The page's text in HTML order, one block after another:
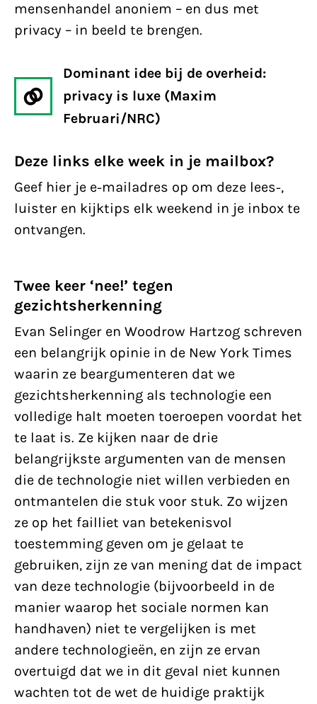
mensenhandel anoniem – en dus met
privacy – in beeld te brengen.
Dominant idee bij de overheid:
privacy is luxe (Maxim
Februari/NRC)
Deze links elke week in je mailbox?
Geef hier je e-mailadres op om deze lees-,
luister en kijktips elk weekend in je inbox te
ontvangen.
Twee keer ‘nee!’ tegen
gezichtsherkenning
Evan Selinger en Woodrow Hartzog schreven
een belangrijk opinie in de New York Times
waarin ze beargumenteren dat we
gezichtsherkenning als technologie een
volledige halt moeten toeroepen voordat het
te laat is. Ze kijken naar de drie
belangrijkste argumenten van de mensen
die de technologie niet willen verbieden en
ontmantelen die stuk voor stuk. Zo wijzen
ze op het failliet van betekenisvol
toestemming geven om je gelaat te
gebruiken, zijn ze van mening dat de impact
van deze technologie (bijvoorbeeld in de
manier waarop het sociale normen kan
handhaven) niet te vergelijken is met
andere technologieën, en zijn ze ervan
overtuigd dat we in dit geval niet kunnen
wachten tot de wet de huidige praktijk